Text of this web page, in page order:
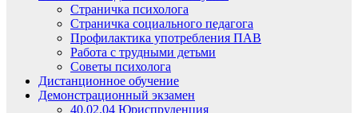
Страничка психолога
Страничка социального педагога
Профилактика употребления ПАВ
Работа с трудными детьми
Советы психолога
Дистанционное обучение
Демонстрационный экзамен
40.02.04 Юриспруденция